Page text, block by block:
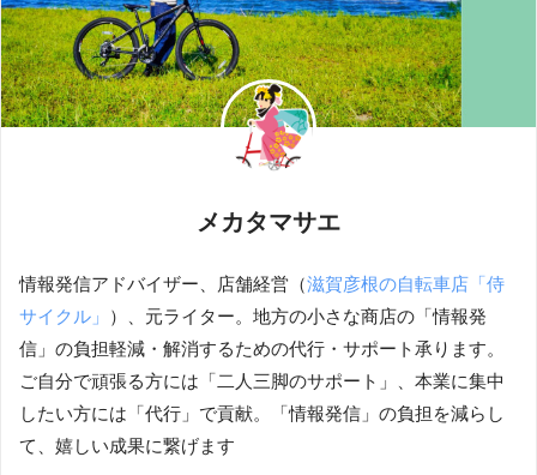
メカタマサエ
情報発信アドバイザー、店舗経営（滋賀彦根の自転車店「侍
サイクル」
）、元ライター。地方の小さな商店の「情報発
信」の負担軽減・解消するための代行・サポート承ります。
ご自分で頑張る方には「二人三脚のサポート」、本業に集中
したい方には「代行」で貢献。「情報発信」の負担を減らし
て、嬉しい成果に繋げます